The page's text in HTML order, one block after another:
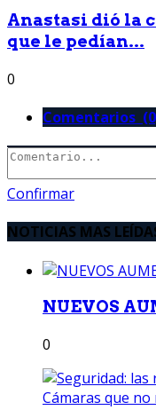
Anastasi dió la
que le pedían...
0
Comentarios
Confirmar
NOTICIAS MAS
NUEVOS
0